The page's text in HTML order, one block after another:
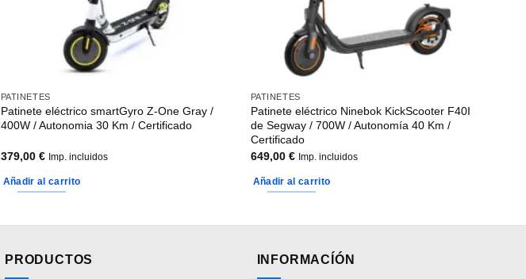
PATINETES
Patinete eléctrico smartGyro Z-One Gray /
400W / Autonomia 30 Km / Certificado
379,00 € Imp. incluidos
Añadir al carrito
PATINETES
Patinete eléctrico Ninebok KickScooter F40I
de Segway / 700W / Autonomía 40 Km /
Certificado
649,00 € Imp. incluidos
Añadir al carrito
PRODUCTOS INFORMACÍÓN